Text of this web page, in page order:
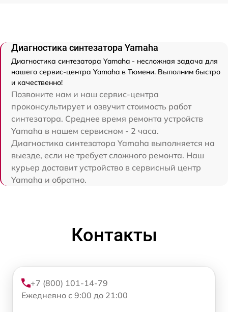
Диагностика синтезатора Yamaha
Диагностика синтезатора Yamaha - несложная задача для
нашего сервис-центра Yamaha в Тюмени. Выполним быстро
и качественно!
Позвоните нам и наш сервис-центра
проконсультирует и озвучит стоимость работ
синтезатора. Среднее время ремонта устройств
Yamaha в нашем сервисном - 2 часа.
Диагностика синтезатора Yamaha выполняется на
выезде, если не требует сложного ремонта. Наш
курьер доставит устройство в сервисный центр
Yamaha и обратно.
Контакты
+7 (800) 101-14-79
Ежедневно с 9:00 до 21:00